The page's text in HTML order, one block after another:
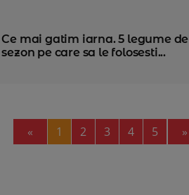
Ce mai gatim iarna. 5 legume de
sezon pe care sa le folosesti...
« Previous
1 2 3 4 5 »